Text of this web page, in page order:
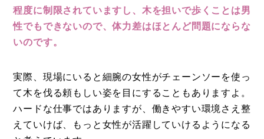
程度に制限されていますし、木を担いで歩くことは男
性でもできないので、体力差はほとんど問題にならな
いのです。
実際、現場にいると細腕の女性がチェーンソーを使っ
て木を伐る頼もしい姿を目にすることもありますよ。
ハードな仕事ではありますが、働きやすい環境さえ整
えていけば、もっと女性が活躍していけるようになる